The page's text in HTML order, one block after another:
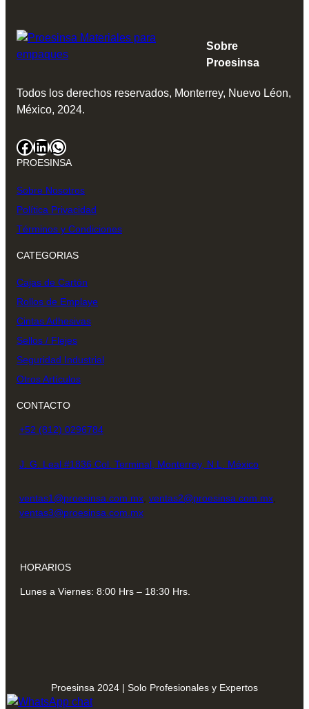
Sobre
Proesinsa
Todos los derechos reservados, Monterrey, Nuevo Léon,
México, 2024.
Facebook LinkedIn WhatsApp
PROESINSA
Sobre Nosotros
Política Privacidad
Términos y Condiciones
CATEGORIAS
Cajas de Cartón
Rollos de Emplaye
Cintas Adhesivas
Sellos / Flejes
Seguridad Industrial
Otros Artículos
CONTACTO
+52 (812) 0296784
J. G. Leal #1836 Col. Terminal, Monterrey, N.L. México
ventas1@proesinsa.com.mx ventas2@proesinsa.com.mx
ventas3@proesinsa.com.mx
HORARIOS
Lunes a Viernes: 8:00 Hrs – 18:30 Hrs.
Proesinsa 2024 | Solo Profesionales y Expertos